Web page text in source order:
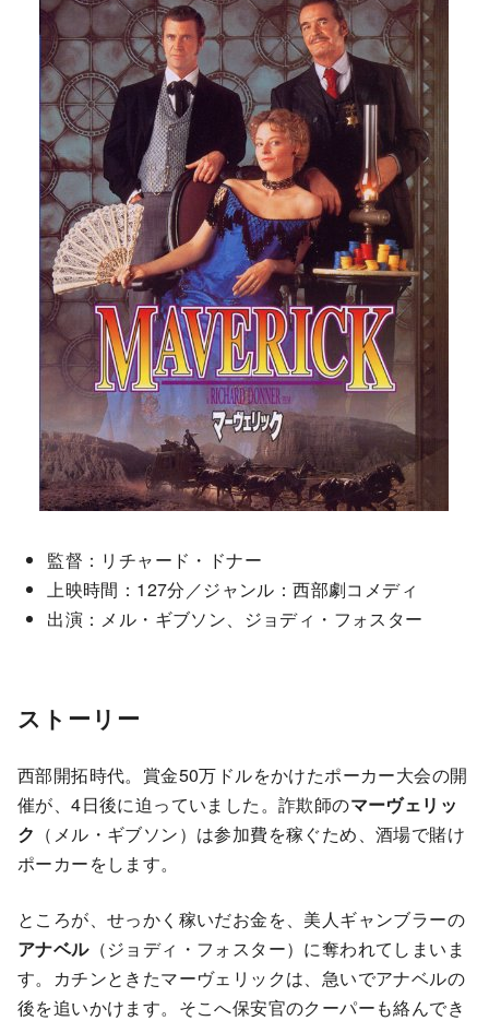
監督：リチャード・ドナー
上映時間：127分／ジャンル：西部劇コメディ
出演：メル・ギブソン、ジョディ・フォスター
ストーリー
西部開拓時代。賞金50万ドルをかけたポーカー大会の開
催が、4日後に迫っていました。詐欺師のマーヴェリッ
ク （メル・ギブソン）は参加費を稼ぐため、酒場で賭け
ポーカーをします。
ところが、せっかく稼いだお金を、美人ギャンブラーの
アナベル（ジョディ・フォスター）に奪われてしまいま
す。カチンときたマーヴェリックは、急いでアナベルの
後を追いかけます。そこへ保安官のクーパーも絡んでき